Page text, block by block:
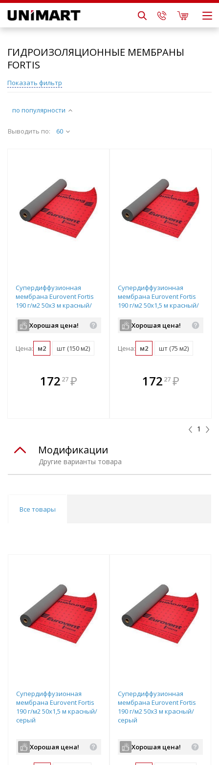
ГИДРОИЗОЛЯЦИОННЫЕ МЕМБРАНЫ
FORTIS
по популярности
Выводить по: 60
Супердиффузионная
мембрана Eurovent Fortis
190 г/м2 50х3 м красный/
Хорошая цена!
Цена: м2 шт (150 м2)
172 27 ₽
В комплекте
всегда выгоднее!
Супердиффузионная
мембрана Eurovent Fortis
190 г/м2 50х1,5 м красный/
Хорошая цена!
Цена: м2 шт (75 м2)
В комплекте
всегда выгоднее!
172 27 ₽
1
Показать фильтр
Другие варианты товара
Модификации
Все товары
Супердиффузионная
мембрана Eurovent Fortis
190 г/м2 50х1,5 м красный/
серый
Хорошая цена!
Супердиффузионная
мембрана Eurovent Fortis
190 г/м2 50х3 м красный/
серый
Хорошая цена!